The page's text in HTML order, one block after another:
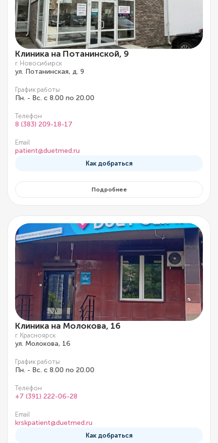
Клиника на Потанинской, 9
г. Новосибирск
ул. Потанинская, д. 9
График работы
Пн. - Вс. с 8.00 по 20.00
Телефон
8 (383) 209-18-17
Email
patient@duetmed.ru
Как добраться
Подробнее
Клиника на Молокова, 16
г. Красноярск
ул. Молокова, 16
График работы
Пн. - Вс. с 8.00 по 20.00
Телефон
+7 (391) 222-06-28
Email
krskpatient@duetmed.ru
Как добраться